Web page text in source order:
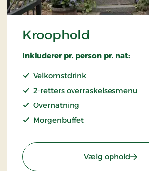
Kroophold
Inkluderer pr. person pr. nat:
Velkomstdrink
2-retters overraskelsesmenu
Overnatning
Morgenbuffet
Vælg ophold: